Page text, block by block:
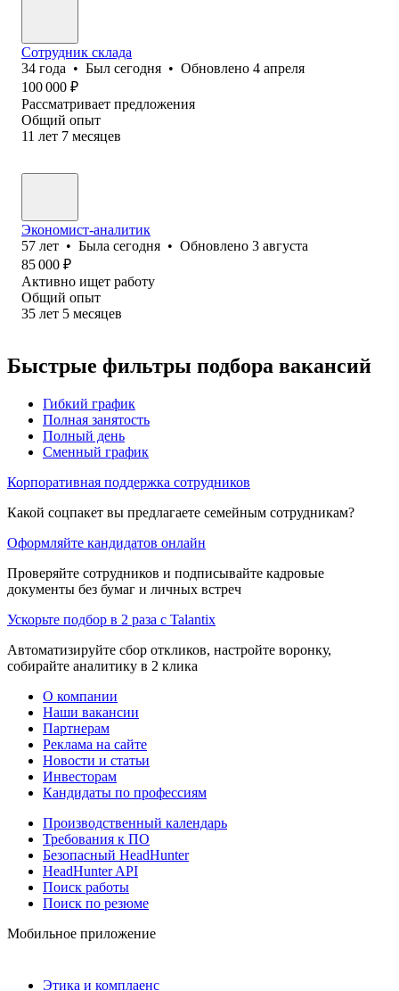
Сотрудник склада
34 года • Был сегодня • Обновлено 4 апреля
100 000 ₽
Рассматривает предложения
Общий опыт
11 лет 7 месяцев
Экономист-аналитик
57 лет • Была сегодня • Обновлено 3 августа
85 000 ₽
Активно ищет работу
Общий опыт
35 лет 5 месяцев
Быстрые фильтры подбора вакансий
Гибкий график
Полная занятость
Полный день
Сменный график
Корпоративная поддержка сотрудников
Какой соцпакет вы предлагаете семейным сотрудникам?
Оформляйте кандидатов онлайн
Проверяйте сотрудников и подписывайте кадровые
документы без бумаг и личных встреч
Ускорьте подбор в 2 раза с Talantix
Автоматизируйте сбор откликов, настройте воронку,
собирайте аналитику в 2 клика
О компании
Наши вакансии
Партнерам
Реклама на сайте
Новости и статьи
Инвесторам
Кандидаты по профессиям
Производственный календарь
Требования к ПО
Безопасный HeadHunter
HeadHunter API
Поиск работы
Поиск по резюме
Мобильное приложение
Этика и комплаенс